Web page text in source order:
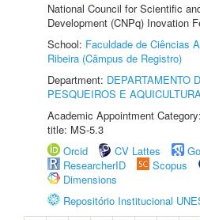
National Council for Scientific
Development (CNPq) Inovation
School: Faculdade de Ciências
Ribeira (Câmpus de Registro)
Department: DEPARTAMENTO
PESQUEIROS E
Academic Appointment
title: MS-5.3
Orcid
CV Lattes
ResearcherID
Scopus
Dimensions
Repositório Institucional